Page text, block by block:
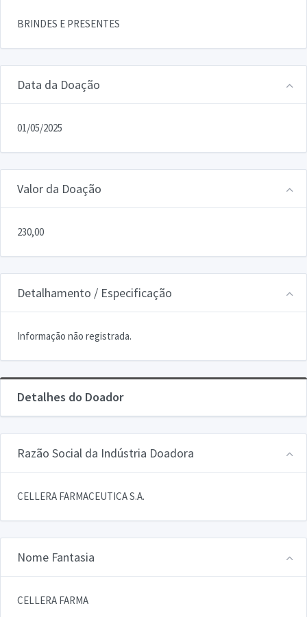
BRINDES E PRESENTES
Data da Doação
01/05/2025
Valor da Doação
230,00
Detalhamento / Especificação
Informação não registrada.
Detalhes do Doador
Razão Social da Indústria Doadora
CELLERA FARMACEUTICA S.A.
Nome Fantasia
CELLERA FARMA